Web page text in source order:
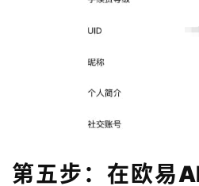
第五步：在欧易